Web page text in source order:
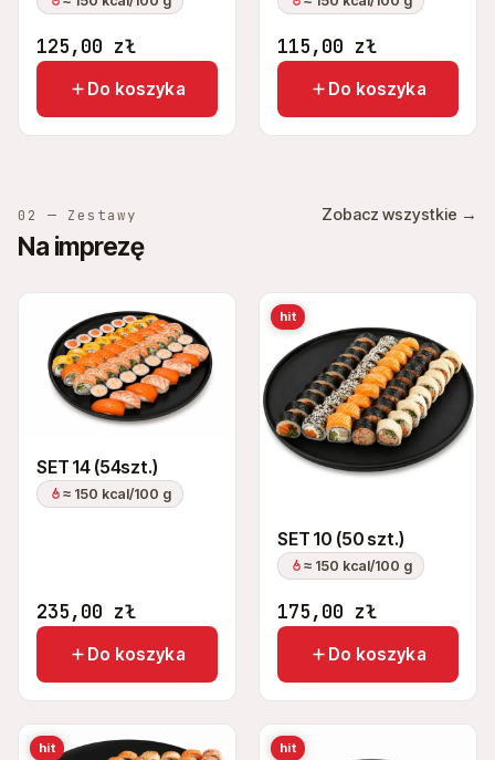
125,00 zł
Do koszyka
115,00 zł
Do koszyka
02 — Zestawy
Na imprezę
Zobacz wszystkie →
SET 14 (54szt.)
≈ 150 kcal/100 g
235,00 zł
Do koszyka
hit
SET 10 (50 szt.)
≈ 150 kcal/100 g
175,00 zł
Do koszyka
hit hit